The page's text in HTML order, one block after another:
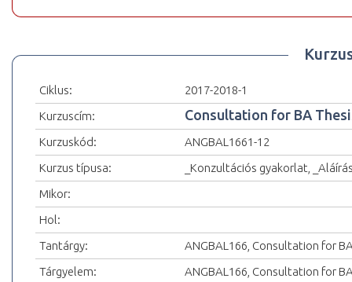
Ciklus:
2017-2018-1
Kurzuscím:
Consultation for BA
Kurzuskód:
ANGBAL1661-12
Kurzus típusa:
_Konzultációs gyakorlat,
Mikor:
Hol:
Tantárgy:
ANGBAL166, Consultation for
Tárgyelem:
ANGBAL166, Consultation for